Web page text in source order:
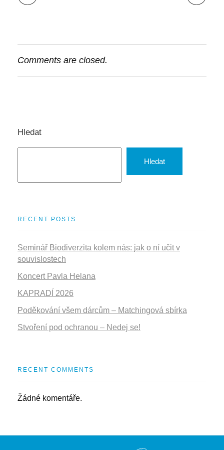
Comments are closed.
Hledat
Hledat
RECENT POSTS
Seminář Biodiverzita kolem nás: jak o ní učit v
souvislostech
Koncert Pavla Helana
KAPRADÍ 2026
Poděkování všem dárcům – Matchingová sbírka
Stvoření pod ochranou – Nedej se!
RECENT COMMENTS
Žádné komentáře.